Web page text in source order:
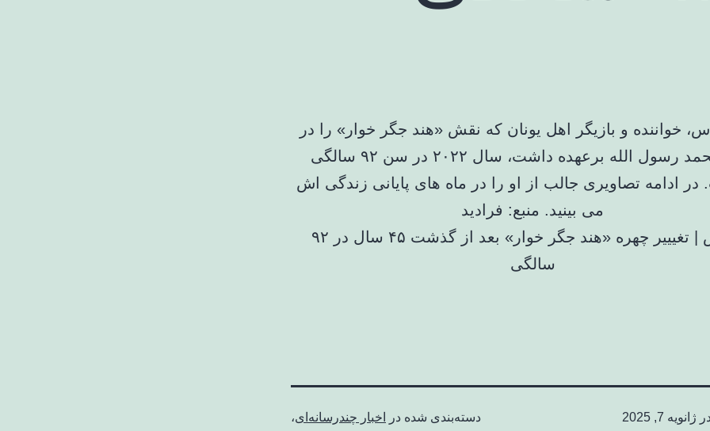
خواننده و بازیگر اهل یونان که نقش «هند جگر خوار» را در
فیلم محمد رسول الله برعهده داشت، سال ۲۰۲۲ در سن ۹۲ سالگی
ادامه تصاویری جالب از او را در ماه های پایانی زندگی اش
می بینید. منبع: فرادید
ژانویه 7, 2025
دسته‌بندی شده در اخبار چندرسانه‌ای،